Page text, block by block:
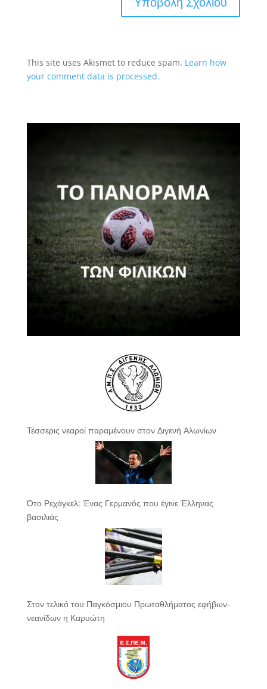
This site uses Akismet to reduce spam. Learn how
your comment data is processed.
Τέσσερις νεαροί παραμένουν στον Διγενή Αλωνίων
Ότο Ρεχάγκελ: Ένας Γερμανός που έγινε Έλληνας
βασιλιάς
Στον τελικό του Παγκόσμιου Πρωταθλήματος εφήβων-
νεανίδων η Καρυώτη